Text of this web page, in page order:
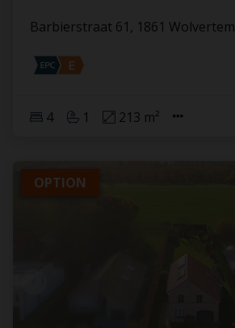
Barbierstraat 61, 1861 Wolvertem
4 1 213 m²
OPTION